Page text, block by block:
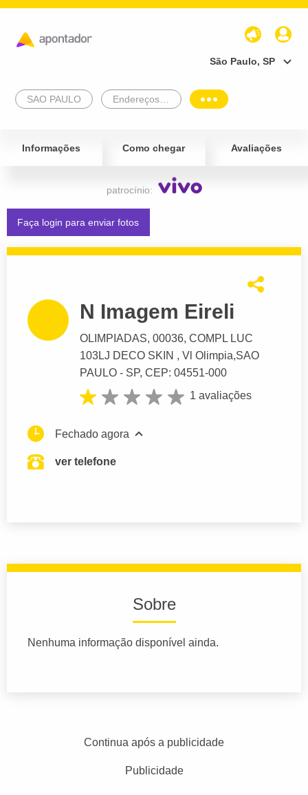
São Paulo, SP
SAO PAULO
Informações Como chegar Avaliações
patrocínio:
Faça login para enviar fotos
N Imagem Eireli
OLIMPIADAS, 00036, COMPL LUC
103LJ DECO SKIN , Vl Olimpia,SAO
PAULO - SP, CEP: 04551-000
1 avaliações
Fechado agora
ver telefone
Sobre
Nenhuma informação disponível ainda.
Continua após a publicidade
Publicidade